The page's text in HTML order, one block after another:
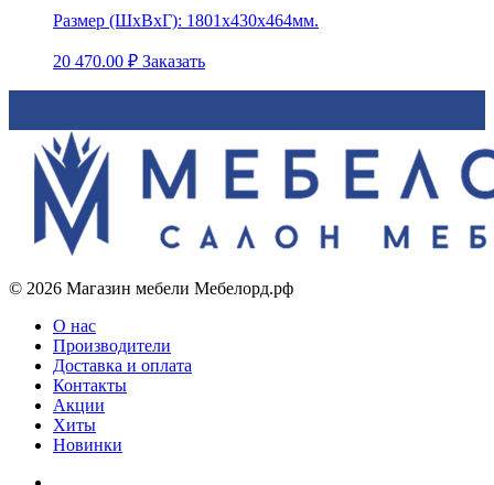
Размер (ШхВхГ): 1801х430х464мм.
20 470.00 ₽ Заказать
© 2026 Магазин мебели Мебелорд.рф
О нас
Производители
Доставка и оплата
Контакты
Акции
Хиты
Новинки